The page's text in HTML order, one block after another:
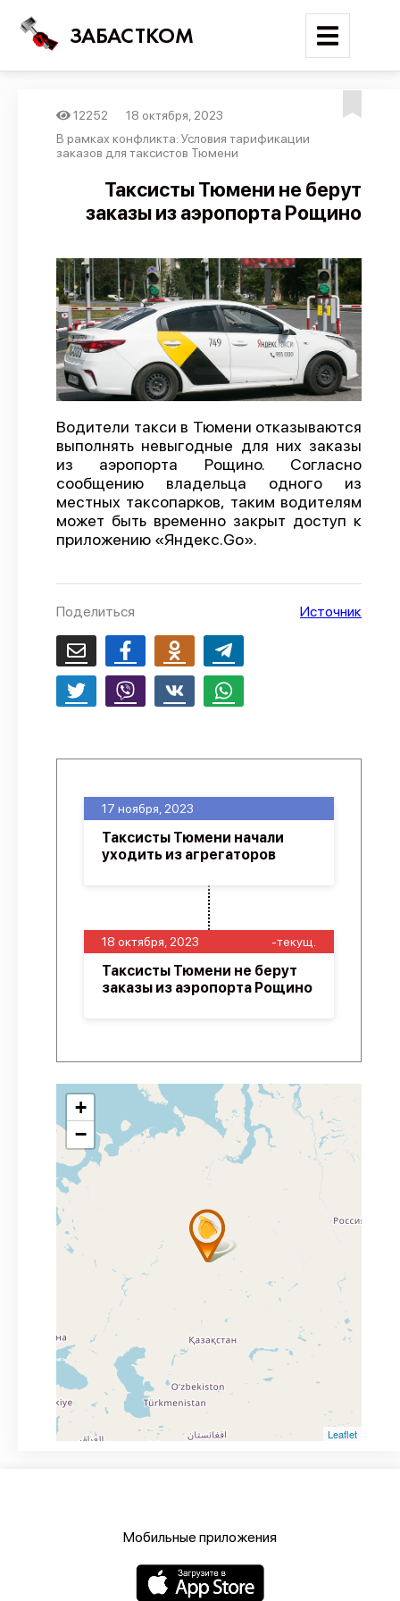
ЗАБАСТКОМ
Войти
Поиск
Новости
Трудовые конфликты
Отчеты
Предложить публикацию
Справочник
API
О проекте
Политика конфиденциальности
12252
18 октября, 2023
В рамках конфликта: Условия тарификации
заказов для таксистов Тюмени
Таксисты Тюмени не берут
заказы из аэропорта Рощино
Водители такси в Тюмени отказываются
выполнять невыгодные для них заказы
из аэропорта Рощино. Согласно
сообщению владельца одного из
местных таксопарков, таким водителям
может быть временно закрыт доступ к
приложению «Яндекс.Go».
Поделиться Источник
18 октября, 2023 -текущ.
Таксисты Тюмени не берут
заказы из аэропорта Рощино
17 ноября, 2023
Таксисты Тюмени начали
уходить из агрегаторов
+
−
Leaflet
Мобильные приложения